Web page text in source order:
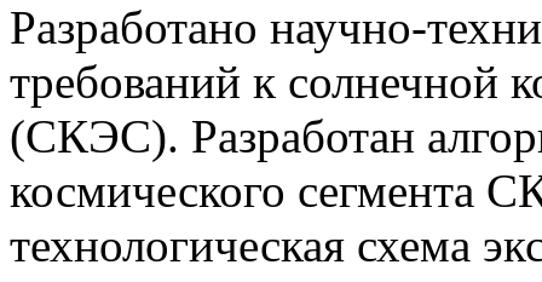
Разработано научно-
требований к солнечной
(СКЭС). Разработан
космического сегмента
технологическая схема